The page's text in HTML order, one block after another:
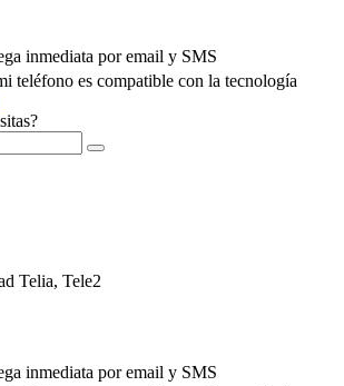
inmediata por email y SMS
teléfono es compatible con la tecnología
Telia, Tele2
inmediata por email y SMS